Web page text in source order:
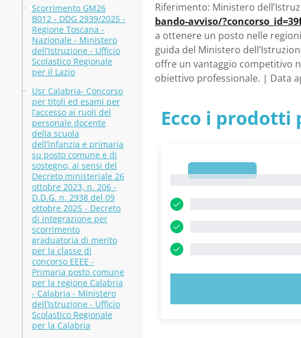
Scorrimento GM26
B012 - DDG 2939/2025 -
Regione Toscana -
Nazionale - Ministero
dell’Istruzione - Ufficio
Scolastico Regionale
per il Lazio
Usr Calabria- Concorso
per titoli ed esami per
l’accesso ai ruoli del
personale docente
della scuola
dell’infanzia e primaria
su posto comune e di
sostegno, ai sensi del
Decreto ministeriale 26
ottobre 2023, n. 206 -
D.D.G. n. 2938 del 09
ottobre 2025 - Decreto
di integrazione per
scorrimento
graduatoria di merito
per la classe di
concorso EEEE -
Primaria posto comune
per la regione Calabria
- Calabria - Ministero
dell’Istruzione - Ufficio
Scolastico Regionale
per la Calabria
Riferimento: Ministero
bando-avviso/
a ottenere un posto nelle
guida del Ministero
offre un vantaggio competitivo
obiettivo professionale. | Data
Ecco i prodotti